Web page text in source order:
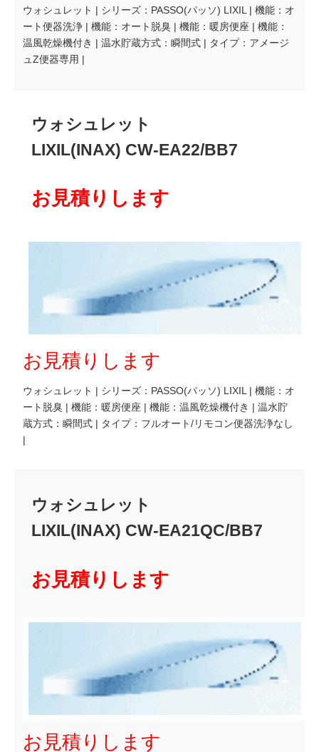
ウォシュレット | シリーズ：PASSO(パッソ) LIXIL | 機能：オ
ート便器洗浄 | 機能：オート脱臭 | 機能：暖房便座 | 機能：
温風乾燥機付き | 温水貯蔵方式：瞬間式 | タイプ：アメージ
ュZ便器専用 |
ウォシュレット
LIXIL(INAX) CW-EA22/BB7
お見積りします
お見積りします
ウォシュレット | シリーズ：PASSO(パッソ) LIXIL | 機能：オ
ート脱臭 | 機能：暖房便座 | 機能：温風乾燥機付き | 温水貯
蔵方式：瞬間式 | タイプ：フルオート/リモコン便器洗浄なし
|
ウォシュレット
LIXIL(INAX) CW-EA21QC/BB7
お見積りします
お見積りします